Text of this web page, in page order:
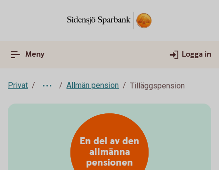
Meny Logga in
Privat Allmän pension Tilläggspension
En del av den
allmänna
pensionen